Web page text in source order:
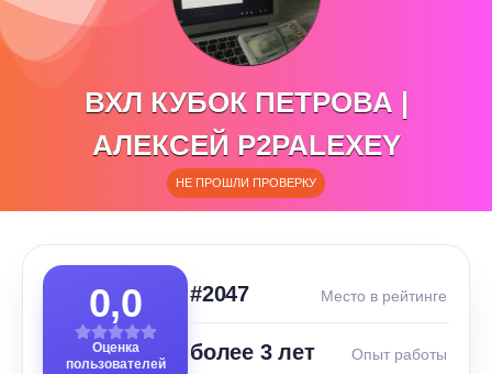
ВХЛ КУБОК ПЕТРОВА |
АЛЕКСЕЙ P2PALEXEY
НЕ ПРОШЛИ ПРОВЕРКУ
0,0
Оценка
пользователей
#2047 Место в рейтинге
более 3 лет Опыт работы